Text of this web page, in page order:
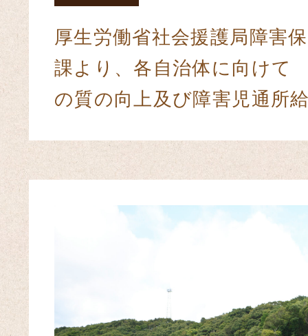
厚生労働省社会援護局障害
課より、各自治体に向けて
の質の向上及び障害児通所